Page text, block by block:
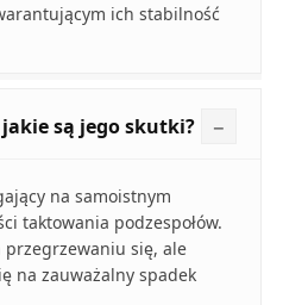
ich stabilność
są jego skutki?
na samoistnym
taktowania podzespołów.
się, ale
na zauważalny spadek